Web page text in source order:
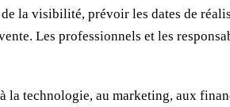
la visibilité, prévoir les dates de
Les professionnels et les
technologie, au marketing, aux